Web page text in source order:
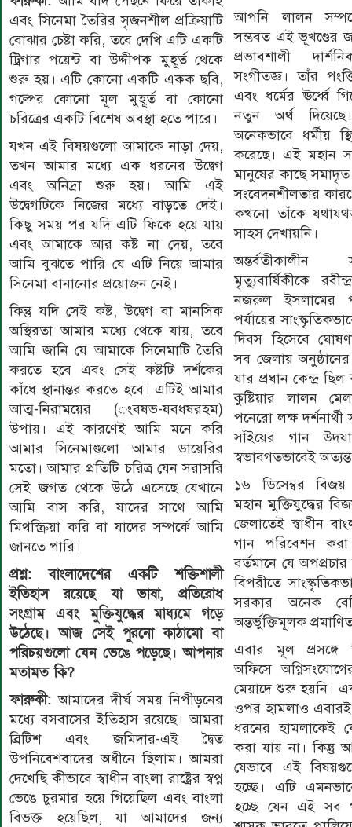
এবং সিনেমা তৈরির সৃজনশীল প্রক্রিয়াটি
বোঝার চেষ্টা করি, তবে দেখি এটি একটি
ট্রিগার পয়েন্ট বা উদ্দীপক মুহূর্ত থেকে
শুরু হয়। এটি কোনো একটি একক ছবি,
গল্পের কোনো মূল মুহূর্ত বা কোনো
চরিত্রের একটি বিশেষ অবস্থা হতে পারে।
যখন এই বিষয়গুলো আমাকে নাড়া দেয়,
তখন আমার মধ্যে এক ধরনের উদ্বেগ
এবং অনিদ্রা শুরু হয়। আমি এই
উদ্বেগটিকে নিজের মধ্যে বাড়তে দেই।
কিছু সময় পর যদি এটি ফিকে হয়ে যায়
এবং আমাকে আর কষ্ট না দেয়, তবে
আমি বুঝতে পারি যে এটি নিয়ে আমার
সিনেমা বানানোর প্রয়োজন নেই।
কিন্তু যদি সেই কষ্ট, উদ্বেগ বা মানসিক
অস্থিরতা আমার মধ্যে থেকে যায়, তবে
আমি জানি যে আমাকে সিনেমাটি তৈরি
করতে হবে এবং সেই কষ্টটি দর্শকের
কাঁধে স্থানান্তর করতে হবে। এটিই আমার
আত্ম-নিরাময়ের (ংবষভ-যবধষরহম)
উপায়। এই কারণেই আমি মনে করি
আমার সিনেমাগুলো আমার ডায়েরির
মতো। আমার প্রতিটি চরিত্র যেন সরাসরি
সেই জগত থেকে উঠে এসেছে যেখানে
আমি বাস করি, যাদের সাথে আমি
মিথস্ক্রিয়া করি বা যাদের সম্পর্কে আমি
জানতে পারি।
প্রশ্ন: বাংলাদেশের একটি শক্তিশালী
ইতিহাস রয়েছে যা ভাষা, প্রতিরোধ
সংগ্রাম এবং মুক্তিযুদ্ধের মাধ্যমে গড়ে
উঠেছে। আজ সেই পুরনো কাঠামো বা
পরিচয়গুলো যেন ভেঙে পড়েছে। আপনার
মতামত কি?
ফারুকী:আমাদের দীর্ঘ সময় নিপীড়নের
মধ্যে বসবাসের ইতিহাস রয়েছে। আমরা
ব্রিটিশ এবং জমিদার-এই দ্বৈত
উপনিবেশবাদের অধীনে ছিলাম। আমরা
দেখেছি কীভাবে স্বাধীন বাংলা রাষ্ট্রের স্বপ্ন
ভেঙে চুরমার হয়ে গিয়েছিল এবং বাংলা
বিভক্ত হয়েছিল, যা আমাদের জন্য
আপনি লালন
সম্ভবত এই ভূখণ্ডের
প্রভাবশালী
সংগীতজ্ঞ। তাঁর
এবং ধর্মের ঊর্ধ্বে
নতুন অর্থ
অনেকভাবে ধর্মীয়
করেছে। এই মহান
মানুষের কাছে
সংবেদনশীলতার কারণে
কখনো তাঁকে
সাহস দেখায়নি।
মৃত্যুবার্ষিকীকে
নজরুল ইসলামের
পর্যায়ের
দিবস হিসেবে
সব জেলায়
যার প্রধান কেন্দ্র
কুষ্টিয়ার লালন
পনেরো লক্ষ
সাঁইয়ের গান
স্বভাবগতভাবেই
১৬ ডিসেম্বর
মহান মুক্তিযুদ্ধের
জেলাতেই স্বাধীন
গান পরিবেশন
বর্তমানে যে
বিপরীতে
সরকার অনেক
অন্তর্ভুক্তিমূলক
এবার মূল প্রসঙ্গে
অফিসে
মেয়াদে শুরু হয়নি।
ওপর হামলাও
ধরনের হামলাকেই
করা যায় না। কিন্তু
যেভাবে এই
হচ্ছে। এটি
হচ্ছে যেন এই সব